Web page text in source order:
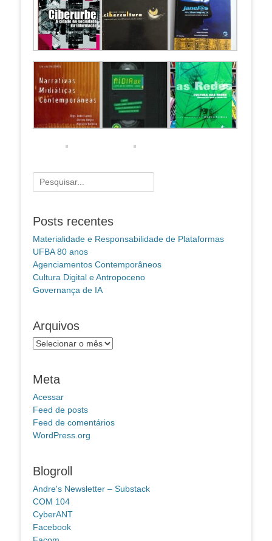
Pesquisar
por:
Posts recentes
Materialidade e Responsabilidade de Plataformas
UFBA 80 anos
Agenciamentos Contemporâneos
Cultura Digital e Antropoceno
Governança de IA
Arquivos
Arquivos
Meta
Acessar
Feed de posts
Feed de comentários
WordPress.org
Blogroll
Andre's Newsletter – Substack
COM 104
CyberANT
Facebook